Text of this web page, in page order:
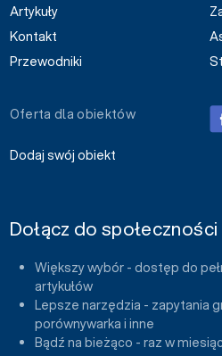
Artykuły
Kontakt
Przewodniki
Oferta dla obiektów
Dodaj swój obiekt
Dołącz do
Większy wybór - dostęp do
artykułów
Lepsze narzędzia - zapytania
porównywarka i inne
Bądź na bieżąco - raz w